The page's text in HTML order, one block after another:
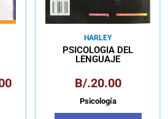
HARLEY
PSICOLOGÍA DEL
LENGUAJE
B/.20.00
Psicología